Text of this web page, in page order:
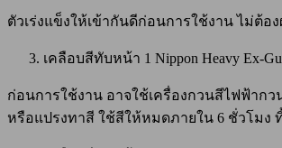
ตัวเร่งแข็งให้เข้ากันดีก่อนการใช้งาน ไม่ต้
เคลือบสีทับหน้า 1 Nippon Heavy Ex-
ก่อนการใช้งาน อาจใช้เครื่องกวนสีไฟฟ้ากวน
หรือแปรงทาสี ใช้สีให้หมดภายใน 6 ชั่วโมง